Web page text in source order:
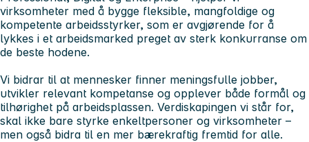
virksomheter med å bygge fleksible, mangfoldige og
kompetente arbeidsstyrker, som er avgjørende for å
lykkes i et arbeidsmarked preget av sterk konkurranse om
de beste hodene.
Vi bidrar til at mennesker finner meningsfulle jobber,
utvikler relevant kompetanse og opplever både formål og
tilhørighet på arbeidsplassen. Verdiskapingen vi står for,
skal ikke bare styrke enkeltpersoner og virksomheter –
men også bidra til en mer bærekraftig fremtid for alle.